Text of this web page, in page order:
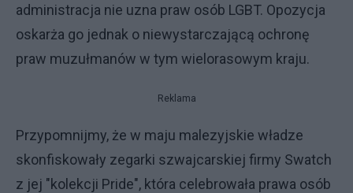
administracja nie uzna praw osób LGBT. Opozycja
oskarża go jednak o niewystarczającą ochronę
praw muzułmanów w tym wielorasowym kraju.
Reklama
Przypomnijmy, że w maju malezyjskie władze
skonfiskowały zegarki szwajcarskiej firmy Swatch
z jej "kolekcji Pride", która celebrowała prawa osób